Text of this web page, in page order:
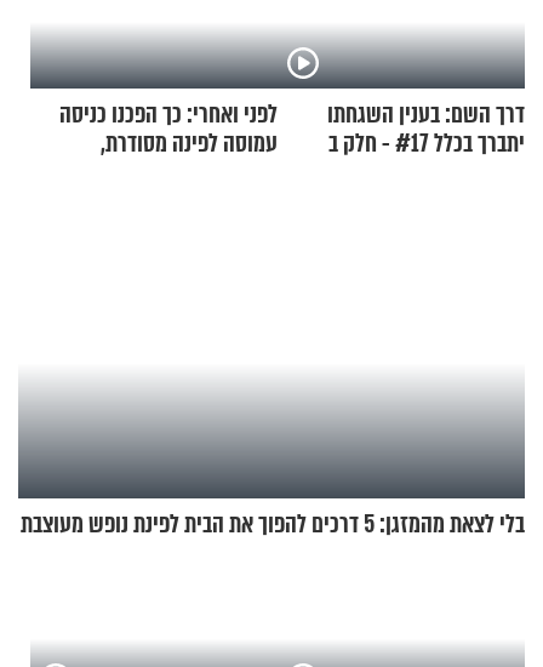
דרך השם: בענין השגחתו
יתברך בכלל #17 - חלק ב
לפני ואחרי: כך הפכנו כניסה
עמוסה לפינה מסודרת,
בלי לצאת מהמזגן: 5 דרכים להפוך את הבית לפינת נופש מעוצבת